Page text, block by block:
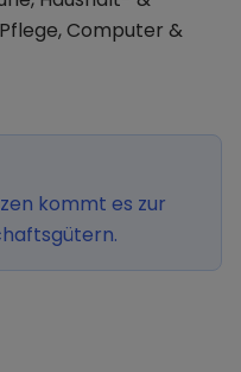
Computer &
kommt es zur